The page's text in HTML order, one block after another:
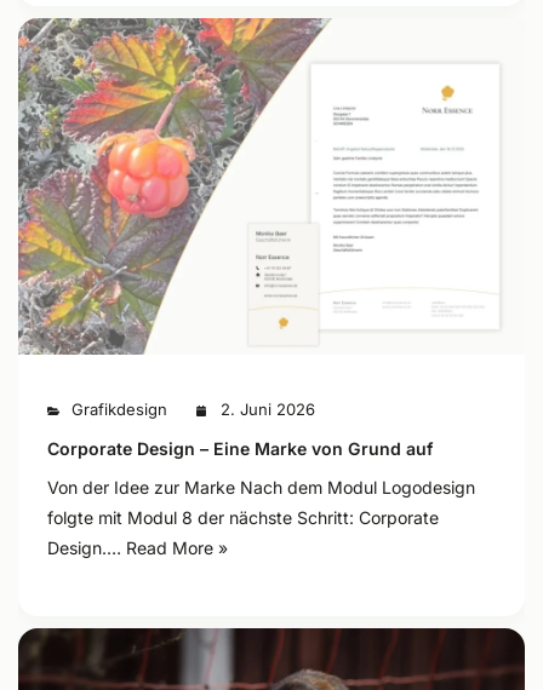
Grafikdesign 2. Juni 2026
Corporate Design – Eine Marke von Grund auf
Von der Idee zur Marke Nach dem Modul Logodesign
folgte mit Modul 8 der nächste Schritt: Corporate
Design.… Read More »